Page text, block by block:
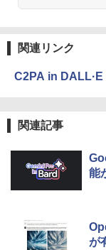
関連リンク
C2PA in
関連記事
能
が